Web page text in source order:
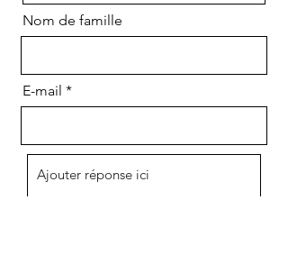
Nom de famille
E-mail